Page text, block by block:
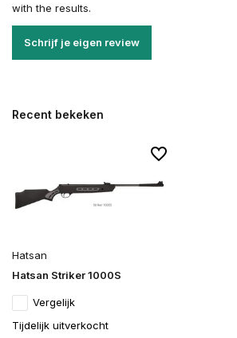
with the results.
Schrijf je eigen review
Recent bekeken
Hatsan
Hatsan Striker 1000S
Vergelijk
Tijdelijk uitverkocht